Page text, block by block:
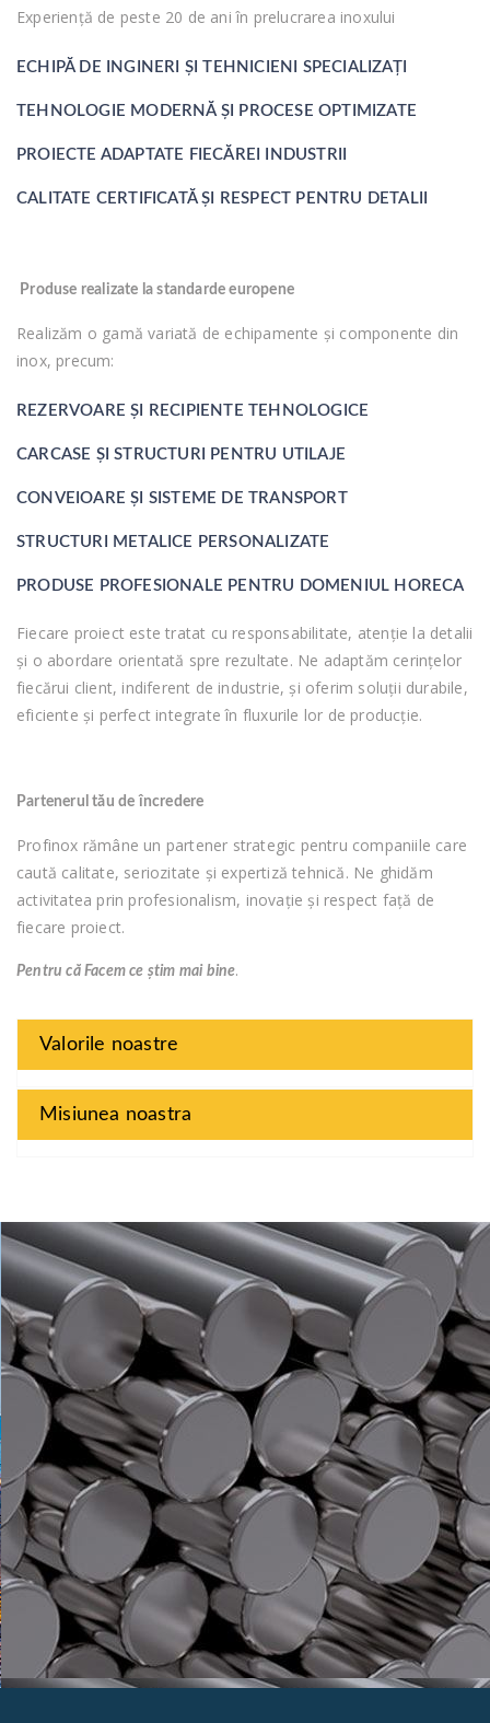
Experiență de peste 20 de ani în prelucrarea inoxului
ECHIPĂ DE INGINERI ȘI TEHNICIENI SPECIALIZAȚI
TEHNOLOGIE MODERNĂ ȘI PROCESE OPTIMIZATE
PROIECTE ADAPTATE FIECĂREI INDUSTRII
CALITATE CERTIFICATĂ ȘI RESPECT PENTRU DETALII
Produse realizate la standarde europene
Realizăm o gamă variată de echipamente și componente din
inox, precum:
REZERVOARE ȘI RECIPIENTE TEHNOLOGICE
CARCASE ȘI STRUCTURI PENTRU UTILAJE
CONVEIOARE ȘI SISTEME DE TRANSPORT
STRUCTURI METALICE PERSONALIZATE
PRODUSE PROFESIONALE PENTRU DOMENIUL HORECA
Fiecare proiect este tratat cu responsabilitate, atenție la detalii
și o abordare orientată spre rezultate. Ne adaptăm cerințelor
fiecărui client, indiferent de industrie, și oferim soluții durabile,
eficiente și perfect integrate în fluxurile lor de producție.
Partenerul tău de încredere
Profinox rămâne un partener strategic pentru companiile care
caută calitate, seriozitate și expertiză tehnică. Ne ghidăm
activitatea prin profesionalism, inovație și respect față de
fiecare proiect.
Pentru că Facem ce știm mai bine.
Valorile noastre
Misiunea noastra